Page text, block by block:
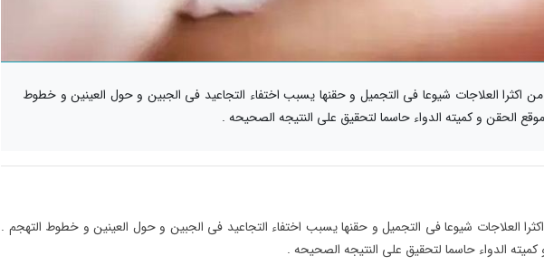
العلاجات شیوعا فی التجمیل و حقنها یسبب اختفاء التجاعید فی الجبین و حول العینین و خطوط
موقع الحقن و کمیته الدواء حاسما لتحقیق علی النتیجه الصحیحه .
العلاجات شیوعا فی التجمیل و حقنها یسبب اختفاء التجاعید فی الجبین و حول العینین و خطوط التهجم .
کمیته الدواء حاسما لتحقیق علی النتیجه الصحیحه .